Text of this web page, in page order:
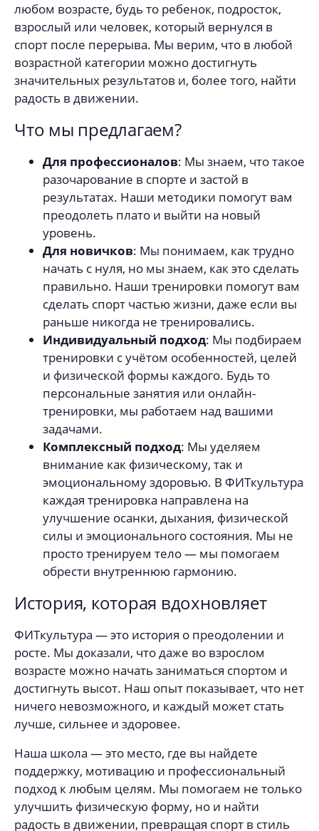
любом возрасте, будь то ребенок, подросток,
взрослый или человек, который вернулся в
спорт после перерыва. Мы верим, что в любой
возрастной категории можно достигнуть
значительных результатов и, более того, найти
радость в движении.
Что мы предлагаем?
Для профессионалов: Мы знаем, что такое
разочарование в спорте и застой в
результатах. Наши методики помогут вам
преодолеть плато и выйти на новый
уровень.
Для новичков: Мы понимаем, как трудно
начать с нуля, но мы знаем, как это сделать
правильно. Наши тренировки помогут вам
сделать спорт частью жизни, даже если вы
раньше никогда не тренировались.
Индивидуальный подход: Мы подбираем
тренировки с учётом особенностей, целей
и физической формы каждого. Будь то
персональные занятия или онлайн-
тренировки, мы работаем над вашими
задачами.
Комплексный подход: Мы уделяем
внимание как физическому, так и
эмоциональному здоровью. В ФИТкультура
каждая тренировка направлена на
улучшение осанки, дыхания, физической
силы и эмоционального состояния. Мы не
просто тренируем тело — мы помогаем
обрести внутреннюю гармонию.
История, которая вдохновляет
ФИТкультура — это история о преодолении и
росте. Мы доказали, что даже во взрослом
возрасте можно начать заниматься спортом и
достигнуть высот. Наш опыт показывает, что нет
ничего невозможного, и каждый может стать
лучше, сильнее и здоровее.
Наша школа — это место, где вы найдете
поддержку, мотивацию и профессиональный
подход к любым целям. Мы помогаем не только
улучшить физическую форму, но и найти
радость в движении, превращая спорт в стиль